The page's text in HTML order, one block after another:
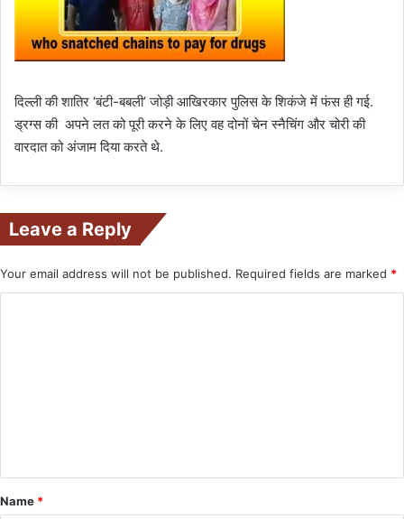
दिल्ली की शातिर ‘बंटी-बबली’ जोड़ी आखिरकार पुलिस के शिकंजे में फंस ही गई.
ड्रग्स की अपने लत को पूरी करने के लिए वह दोनों चेन स्नैचिंग और चोरी की
वारदात को अंजाम दिया करते थे.
Leave a Reply
Your email address will not be published. Required fields are marked *
*
Name *